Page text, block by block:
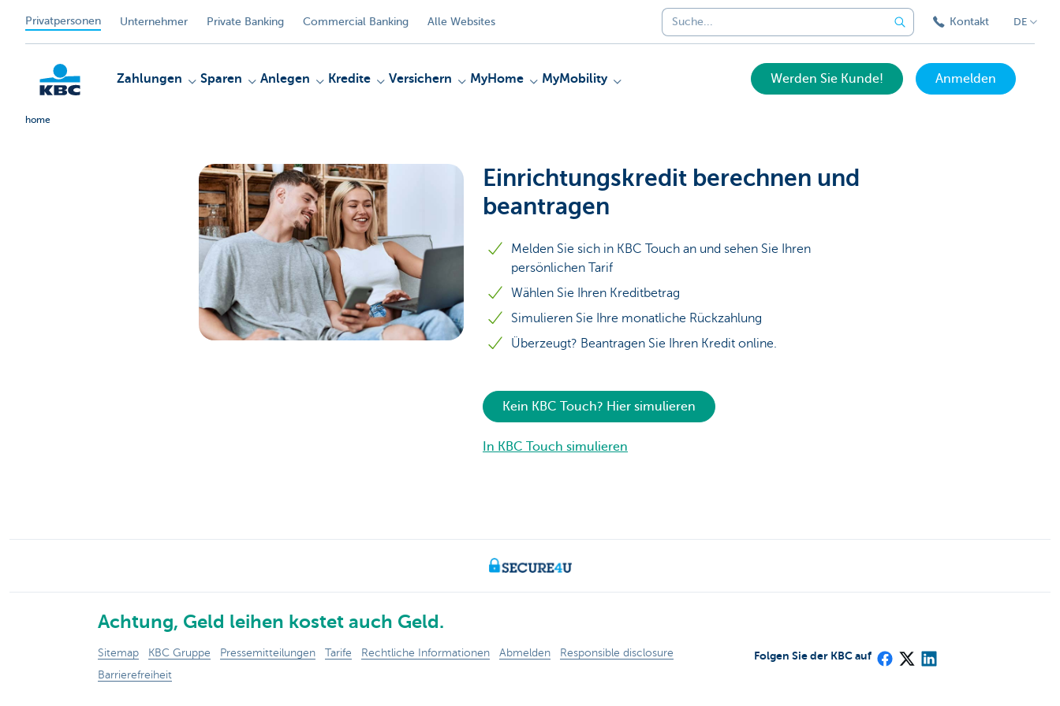
Privatpersonen Unternehmer Private Banking Commercial Banking Alle Websites Kontakt DE
Zahlungen Sparen Anlegen Kredite Versichern MyHome MyMobility Werden Sie Kunde! Anmelden
home
Einrichtungskredit berechnen und
beantragen
Melden Sie sich in KBC Touch an und sehen Sie Ihren
persönlichen Tarif
Wählen Sie Ihren Kreditbetrag
Simulieren Sie Ihre monatliche Rückzahlung
Überzeugt? Beantragen Sie Ihren Kredit online.
Kein KBC Touch? Hier simulieren
In KBC Touch simulieren
Achtung, Geld leihen kostet auch Geld.
Sitemap KBC Gruppe Pressemitteilungen Tarife Rechtliche Informationen Abmelden
Responsible disclosure
Barrierefreiheit
Folgen Sie der KBC auf